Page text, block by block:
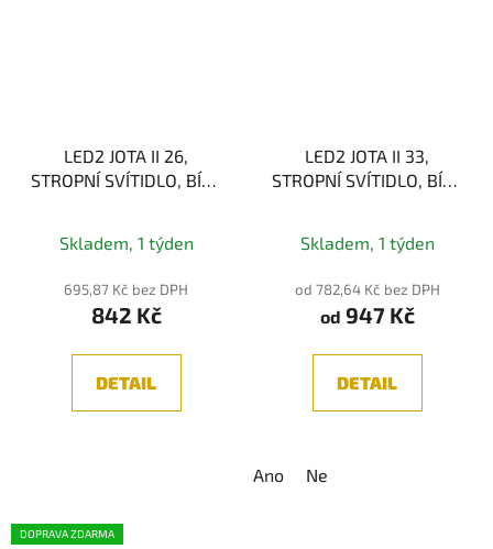
LED2 JOTA II 26,
STROPNÍ SVÍTIDLO, BÍLÁ
Skladem, 1 týden
695,87 Kč bez DPH
842 Kč
DETAIL
LED2 JOTA II 33,
STROPNÍ SVÍTIDLO, BÍLÁ
hodnocení
produktu
je
z
Skladem, 1 týden
od 782,64 Kč bez DPH
od 947 Kč
DETAIL
Ano Ne
DOPRAVA ZDARMA